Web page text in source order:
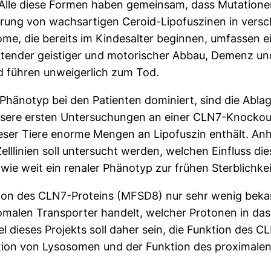
diese Formen haben gemeinsam, dass
von wachsartigen Ceroid-Lipofuszinen in
die bereits im Kindesalter beginnen, umfassen
geistiger und motorischer Abbau, Demenz
führen unweigerlich zum Tod.
bei den Patienten dominiert, sind die
ersten Untersuchungen an einer CLN7-
Tiere enorme Mengen an Lipofuszin enthält.
soll untersucht werden, welchen Einfluss
weit ein renaler Phänotyp zur frühen
des CLN7-Proteins (MFSD8) nur sehr wenig
Transporter handelt, welcher Protonen in
dieses Projekts soll daher sein, die Funktion des
von Lysosomen und der Funktion des